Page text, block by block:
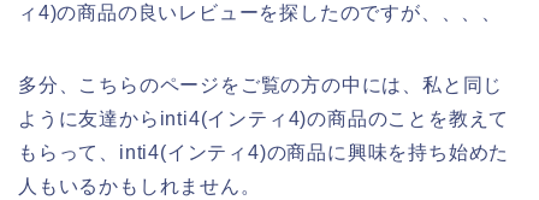
ィ4)の商品の良いレビューを探したのですが、、、、
多分、こちらのページをご覧の方の中には、私と同じ
ように友達からinti4(インティ4)の商品のことを教えて
もらって、inti4(インティ4)の商品に興味を持ち始めた
人もいるかもしれません。